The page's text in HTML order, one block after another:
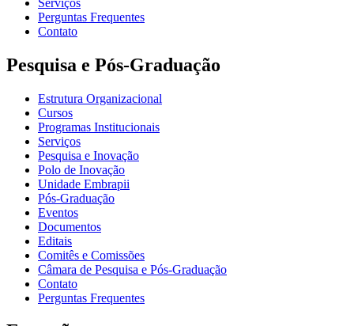
Perguntas Frequentes
Contato
Pesquisa e Pós-Graduação
Estrutura Organizacional
Cursos
Programas Institucionais
Serviços
Pesquisa e Inovação
Polo de Inovação
Unidade Embrapii
Pós-Graduação
Eventos
Documentos
Editais
Comitês e Comissões
Câmara de Pesquisa e Pós-Graduação
Contato
Perguntas Frequentes